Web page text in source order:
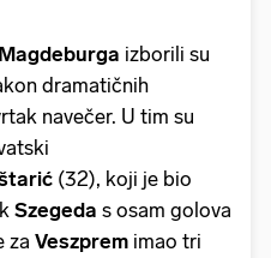
Magdeburga izborili su
dramatičnih
navečer. U tim su
(32), koji je bio
Szegeda s osam golova
za Veszprem imao tri